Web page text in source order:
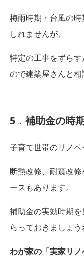
梅雨時期・台風の
しれませんが、
特定の工事をずら
ので建築屋さんと相
5．補助金の時
子育て世帯のリノ
断熱改修、耐震改
ースもあります。
補助金の実効時期
らっておきましょう
わが家の「実家リノ